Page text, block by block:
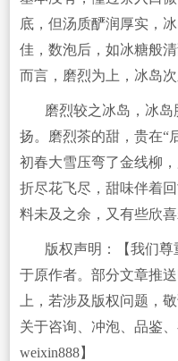
底，但汤质酽润厚实，
佳，数泡后，如冰糖般
而言，磨烈为上，冰岛次
磨烈较之冰岛，冰
扬。磨烈茶的甜，贵在“
初春大雪压弯了金线柳
折尽花飞尽，甜味伴着
料未及之余，又有些欣喜
版权声明：【我们
于原作者。部分文章推
上，若涉及版权问题，
关于咨询、冲泡、品鉴
weixin888】